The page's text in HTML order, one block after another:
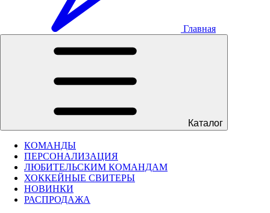
Главная
Каталог
КОМАНДЫ
ПЕРСОНАЛИЗАЦИЯ
ЛЮБИТЕЛЬСКИМ КОМАНДАМ
ХОККЕЙНЫЕ СВИТЕРЫ
НОВИНКИ
РАСПРОДАЖА